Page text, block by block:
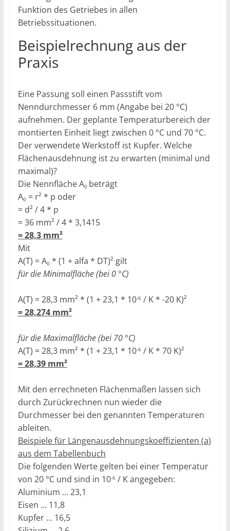
Funktion des Getriebes in allen
Betriebssituationen.
Beispielrechnung aus der
Praxis
Eine Passung soll einen Passstift vom
Nenndurchmesser 6 mm (Angabe bei 20 °C)
aufnehmen. Der geplante Temperaturbereich der
montierten Einheit liegt zwischen 0 °C und 70 °C.
Der verwendete Werkstoff ist Kupfer. Welche
Flächenausdehnung ist zu erwarten (minimal und
maximal)?
Die Nennfläche A0 beträgt
A0= r² * p oder
= d² / 4 * p
= 36 mm² / 4 * 3,1415
= 28,3 mm²
Mit
A(T) = A0* (1 + alfa * DT)² gilt
für die Minimalfläche (bei 0 °C)
A(T) = 28,3 mm² * (1 +23,1 * 10-6/ K * -20 K)²
= 28,274 mm²
für die Maximalfläche (bei 70 °C)
A(T) = 28,3 mm² * (1 +23,1 * 10-6/ K * 70 K)²
= 28,39 mm²
Mit den errechneten Flächenmaßen lassen sich
durch Zurückrechnen nun wieder die
Durchmesser bei den genannten Temperaturen
ableiten.
Beispiele für Längenausdehnungskoeffizienten (a)
aus dem Tabellenbuch
Die folgenden Werte gelten bei einer Temperatur
von 20 °C und sind in 10-6/ K angegeben:
Aluminium … 23,1
Eisen … 11,8
Kupfer … 16,5